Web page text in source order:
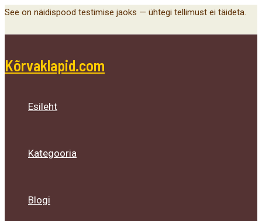
Skip
See on näidispood testimise jaoks — ühtegi tellimust ei täideta.
Kõrvaklapid.com
Esileht
Kategooria
Blogi
Menu
Toggle
Menu
Toggle
Menu
Toggle
Main
Menu